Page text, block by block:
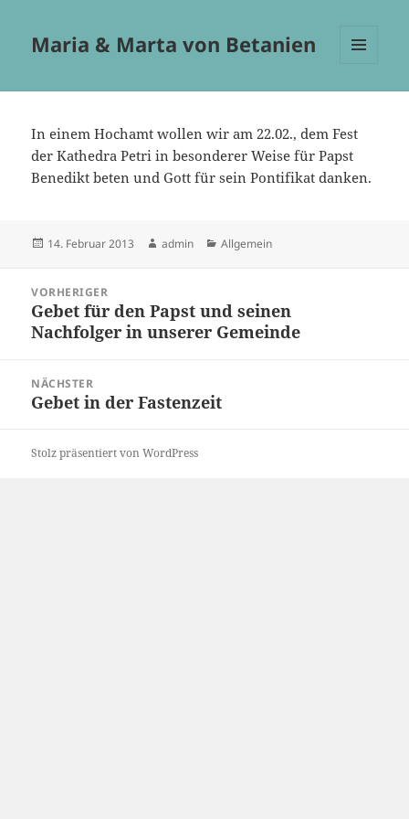
Maria & Marta von Betanien
In einem Hochamt wollen wir am 22.02., dem Fest
der Kathedra Petri in besonderer Weise für Papst
Benedikt beten und Gott für sein Pontifikat danken.
Veröffentlicht
14. Februar 2013 Autor
admin Kategorien
Allgemein
VORHERIGER
Vorheriger
Beitrag:
Gebet für den Papst und seinen
Nachfolger in unserer Gemeinde
NÄCHSTER
Nächster
Gebet in der Fastenzeit
Stolz präsentiert von WordPress